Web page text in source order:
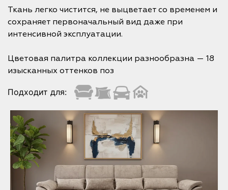
Ткань легко чистится, не выцветает со временем и
сохраняет первоначальный вид даже при
интенсивной эксплуатации.
Цветовая палитра коллекции разнообразна — 18
изысканных оттенков поз
Подходит для: